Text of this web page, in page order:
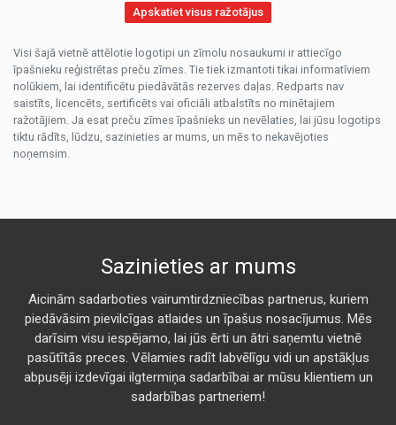
Apskatiet visus ražotājus
Visi šajā vietnē attēlotie logotipi un zīmolu nosaukumi ir attiecīgo
īpašnieku reģistrētas preču zīmes. Tie tiek izmantoti tikai informatīviem
nolūkiem, lai identificētu piedāvātās rezerves daļas. Redparts nav
saistīts, licencēts, sertificēts vai oficiāli atbalstīts no minētajiem
ražotājiem. Ja esat preču zīmes īpašnieks un nevēlaties, lai jūsu logotips
tiktu rādīts, lūdzu, sazinieties ar mums, un mēs to nekavējoties
noņemsim.
Sazinieties ar mums
Aicinām sadarboties vairumtirdzniecības partnerus, kuriem
piedāvāsim pievilcīgas atlaides un īpašus nosacījumus. Mēs
darīsim visu iespējamo, lai jūs ērti un ātri saņemtu vietnē
pasūtītās preces. Vēlamies radīt labvēlīgu vidi un apstākļus
abpusēji izdevīgai ilgtermiņa sadarbībai ar mūsu klientiem un
sadarbības partneriem!